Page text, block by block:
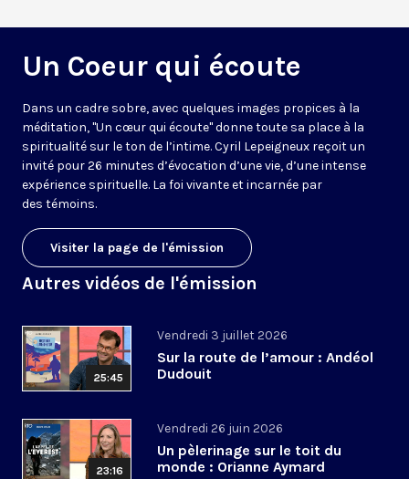
Un Coeur qui écoute
Dans un cadre sobre, avec quelques images propices à la
méditation, "Un cœur qui écoute" donne toute sa place à la
spiritualité sur le ton de l’intime. Cyril Lepeigneux reçoit un
invité pour 26 minutes d’évocation d’une vie, d’une intense
expérience spirituelle. La foi vivante et incarnée par
des témoins.
Visiter la page de l'émission
Autres vidéos de l'émission
25:45
Vendredi 3 juillet 2026
Sur la route de l’amour : Andéol
Dudouit
23:16
Vendredi 26 juin 2026
Un pèlerinage sur le toit du
monde : Orianne Aymard